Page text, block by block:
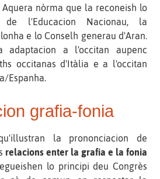
Aquera nòrma que la reconeish lo
de l'Educacion Nacionau, la
e lo Conselh generau d'Aran.
adaptacion a l'occitan aupenc
occitanas d'Itàlia e a l'occitan
Espanha.
grafia-fonia
la prononciacion de
relacions enter la grafia e la fonia
lo principi deu Congrès